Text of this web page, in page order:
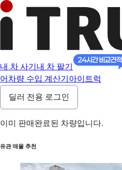
내 차 사기 내 차 팔기
어 차량 수입 계산기 아이트럭
딜러 전용 로그인
이미 판매완료된 차량입니다.
유관 매물 추천